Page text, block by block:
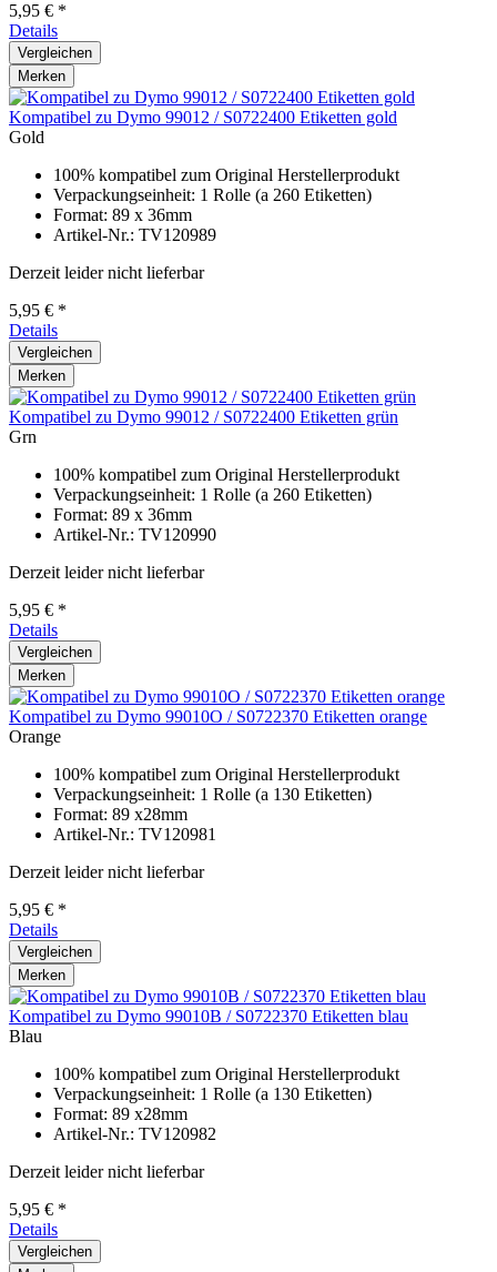
5,95 € *
Details
Vergleichen
Merken
Kompatibel zu Dymo 99012 / S0722400 Etiketten gold
Gold
100% kompatibel zum Original Herstellerprodukt
Verpackungseinheit: 1 Rolle (a 260 Etiketten)
Format: 89 x 36mm
Artikel-Nr.: TV120989
Derzeit leider nicht lieferbar
5,95 € *
Details
Vergleichen
Merken
Kompatibel zu Dymo 99012 / S0722400 Etiketten grün
Grn
100% kompatibel zum Original Herstellerprodukt
Verpackungseinheit: 1 Rolle (a 260 Etiketten)
Format: 89 x 36mm
Artikel-Nr.: TV120990
Derzeit leider nicht lieferbar
5,95 € *
Details
Vergleichen
Merken
Kompatibel zu Dymo 99010O / S0722370 Etiketten orange
Orange
100% kompatibel zum Original Herstellerprodukt
Verpackungseinheit: 1 Rolle (a 130 Etiketten)
Format: 89 x28mm
Artikel-Nr.: TV120981
Derzeit leider nicht lieferbar
5,95 € *
Details
Vergleichen
Merken
Kompatibel zu Dymo 99010B / S0722370 Etiketten blau
Blau
100% kompatibel zum Original Herstellerprodukt
Verpackungseinheit: 1 Rolle (a 130 Etiketten)
Format: 89 x28mm
Artikel-Nr.: TV120982
Derzeit leider nicht lieferbar
5,95 € *
Details
Vergleichen